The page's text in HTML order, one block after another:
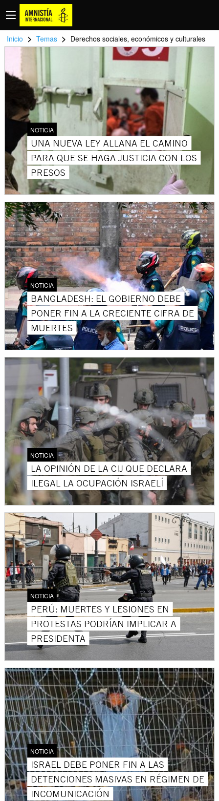
Inicio > Temas > Derechos sociales, económicos y culturales
NOTICIA
UNA NUEVA LEY ALLANA EL CAMINO
PARA QUE SE HAGA JUSTICIA CON LOS
PRESOS
NOTICIA
BANGLADESH: EL GOBIERNO DEBE
PONER FIN A LA CRECIENTE CIFRA DE
MUERTES
NOTICIA
LA OPINIÓN DE LA CIJ QUE DECLARA
ILEGAL LA OCUPACIÓN ISRAELÍ
NOTICIA
PERÚ: MUERTES Y LESIONES EN
PROTESTAS PODRÍAN IMPLICAR A
PRESIDENTA
NOTICIA
ISRAEL DEBE PONER FIN A LAS
DETENCIONES MASIVAS EN RÉGIMEN DE
INCOMUNICACIÓN